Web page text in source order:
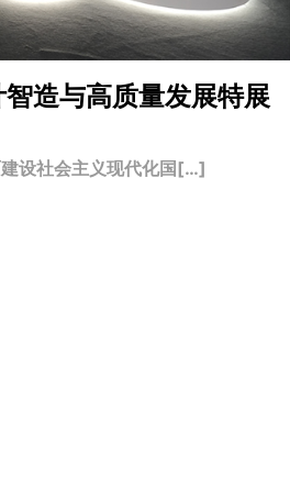
造与高质量发展特展
设社会主义现代化国[…]